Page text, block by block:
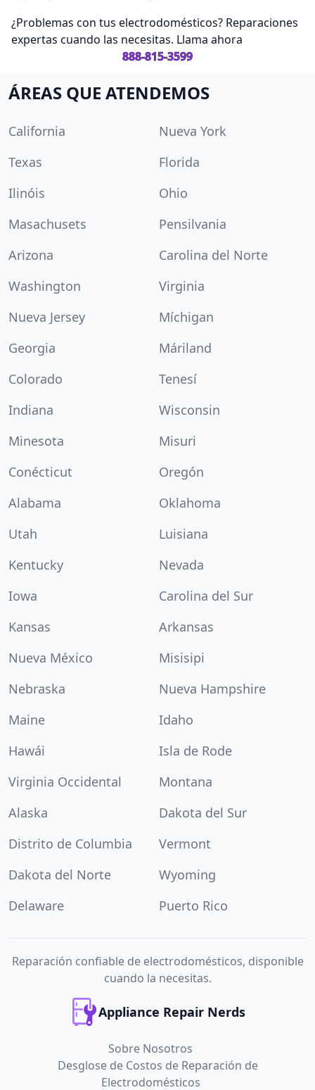
¿Problemas con tus electrodomésticos? Reparaciones
expertas cuando las necesitas. Llama ahora
888-815-3599
ÁREAS QUE ATENDEMOS
California
Nueva York
Texas
Florida
Ilinóis
Ohio
Masachusets
Pensilvania
Arizona
Carolina del Norte
Washington
Virginia
Nueva Jersey
Míchigan
Georgia
Máriland
Colorado
Tenesí
Indiana
Wisconsin
Minesota
Misuri
Conécticut
Oregón
Alabama
Oklahoma
Utah
Luisiana
Kentucky
Nevada
Iowa
Carolina del Sur
Kansas
Arkansas
Nueva México
Misisipi
Nebraska
Nueva Hampshire
Maine
Idaho
Hawái
Isla de Rode
Virginia Occidental
Montana
Alaska
Dakota del Sur
Distrito de Columbia
Vermont
Dakota del Norte
Wyoming
Delaware
Puerto Rico
Reparación confiable de electrodomésticos, disponible
cuando la necesitas.
Appliance Repair Nerds
Sobre Nosotros
Desglose de Costos de Reparación de
Electrodomésticos